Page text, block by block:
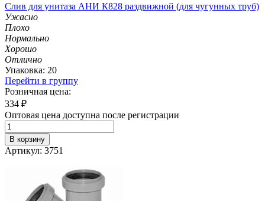
Слив для унитаза АНИ К828 раздвижной (для чугунных труб)
Ужасно
Плохо
Нормально
Хорошо
Отлично
Упаковка: 20
Перейти в группу
Розничная цена:
334 ₽
Оптовая цена доступна после регистрации
В корзину
Артикул: 3751